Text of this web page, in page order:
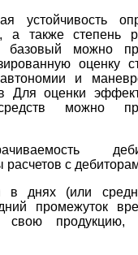
устойчивость
а также степень
базовый можно
оценку
и
Для оценки
можно
расчетов с
в днях (или
промежуток
свою продукцию,